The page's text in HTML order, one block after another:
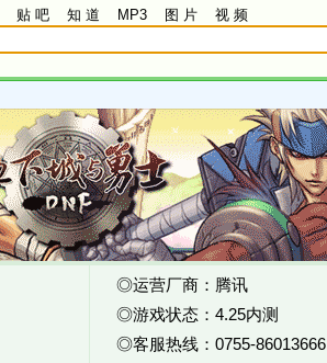
贴 吧 知 道 MP3 图 片 视 频
◎运营厂商：腾讯
◎游戏状态：4.25内测
◎客服热线：0755-86013666